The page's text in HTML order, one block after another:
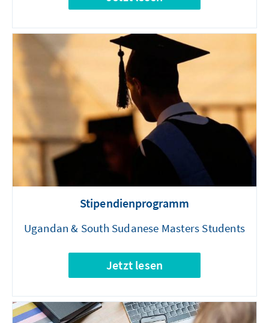
Stipendienprogramm
Ugandan & South Sudanese Masters Students
Jetzt lesen